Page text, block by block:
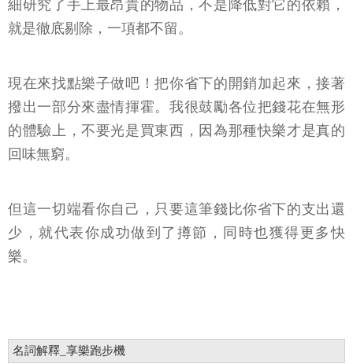
細研究了手上最昂貴的物品，不是降低對它的依賴，
就是徹底剔除，一項都不留。
現在來找點樂子做吧！把你省下的開銷加起來，接著
撥出一部分來盡情揮霍。我很鼓勵各位把錢花在無形
的體驗上，不要光是買東西，因為那種快樂才是真的
回味無窮。
但這一切端看你自己，只要這筆錢比你省下的支出還
少，就代表你成功做到了撙節，同時也獲得更多快
樂。
名詞解釋_享樂跑步機